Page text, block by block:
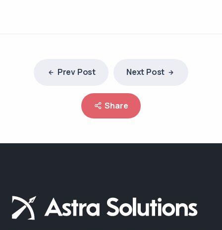
Prev Post Next Post
Share